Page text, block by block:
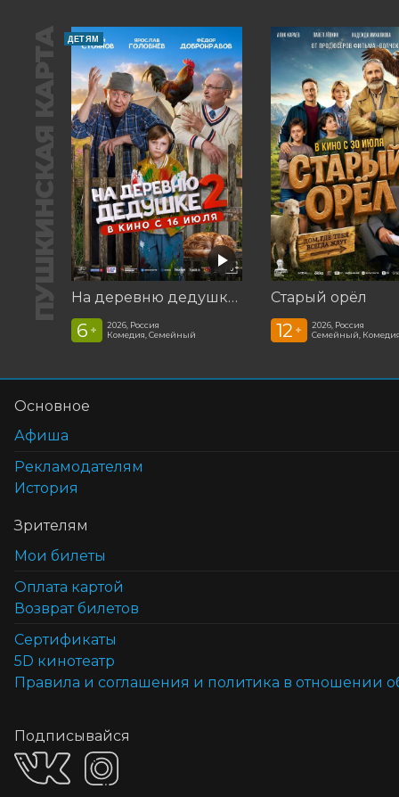
ПУШКИНСКАЯ КАРТА ДЕТЯМ
На деревню дедушке 2
6 +
2026, Россия
Комедия, Семейный
Старый орёл
12 +
2026, Россия
Семейный,
Основное
Афиша
Рекламодателям
История
Зрителям
Мои билеты
Оплата картой
Возврат билетов
Cертификаты
5D кинотеатр
Правила и соглашения и политика в отношении
Подписывайся